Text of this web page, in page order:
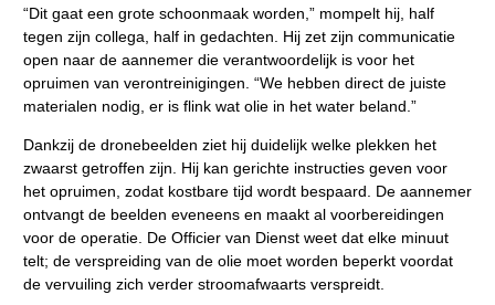
“Dit gaat een grote schoonmaak worden,” mompelt hij, half
tegen zijn collega, half in gedachten. Hij zet zijn communicatie
open naar de aannemer die verantwoordelijk is voor het
opruimen van verontreinigingen. “We hebben direct de juiste
materialen nodig, er is flink wat olie in het water beland.”
Dankzij de dronebeelden ziet hij duidelijk welke plekken het
zwaarst getroffen zijn. Hij kan gerichte instructies geven voor
het opruimen, zodat kostbare tijd wordt bespaard. De aannemer
ontvangt de beelden eveneens en maakt al voorbereidingen
voor de operatie. De Officier van Dienst weet dat elke minuut
telt; de verspreiding van de olie moet worden beperkt voordat
de vervuiling zich verder stroomafwaarts verspreidt.